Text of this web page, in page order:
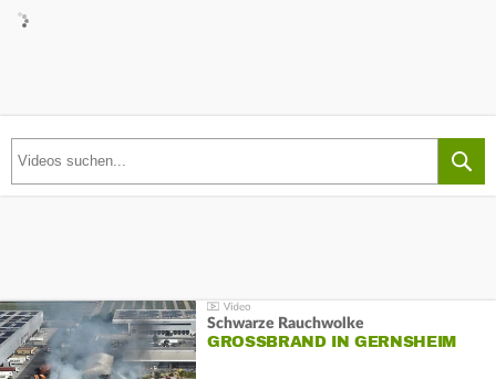
Schwarze Rauchwolke
GROSSBRAND IN GERNSHEIM